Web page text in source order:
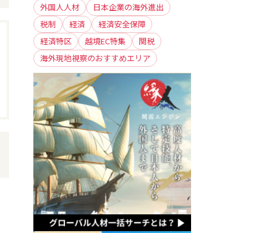
外国人人材
日本企業の海外進出
税制
経済
経済安全保障
経済特区
越境EC特集
関税
海外現地視察のおすすめエリア